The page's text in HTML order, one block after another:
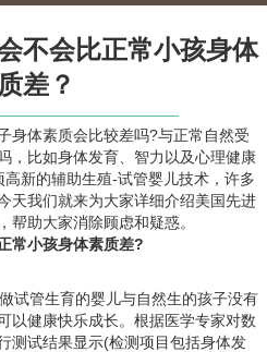
不会比正常小孩身体
差？
身体素质会比较差吗?与正常自然受
，比如身体发育、智力以及心理健康
新的辅助生殖-试管婴儿技术，许多
天我们就来为大家详细介绍美国先进
帮助大家消除顾虑和疑惑。
常小孩身体素质差?
试管生育的婴儿与自然生的孩子没有
以健康快乐成长。根据医学专家对数
测试结果显示(检测项目包括身体发